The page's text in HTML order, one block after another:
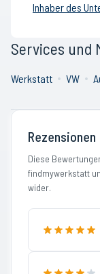
Inhaber des
Services und
Werkstatt VW
Rezensionen
Diese
findmywerkstatt
wider.